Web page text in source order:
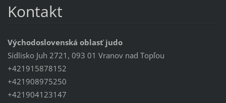
Kontakt
Východoslovenská oblasť judo
Sídlisko Juh 2721, 093 01 Vranov nad Topľou
+421915878152
+421908975250
+421904123147